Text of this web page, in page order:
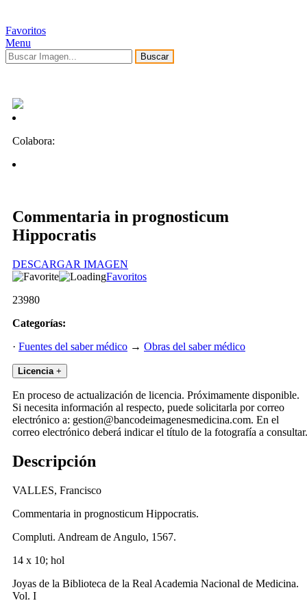
Favoritos
Menu
Buscar
Colabora:
Commentaria in prognosticum
Hippocratis
DESCARGAR IMAGEN
Favoritos
23980
Categorías:
· Fuentes del saber médico → Obras del saber médico
Licencia +
En proceso de actualización de licencia. Próximamente disponible.
Si necesita información al respecto, puede solicitarla por correo
electrónico a: gestion@bancodeimagenesmedicina.com. En el
correo electrónico deberá indicar el título de la fotografía a consultar.
Descripción
VALLES, Francisco
Commentaria in prognosticum Hippocratis.
Compluti. Andream de Angulo, 1567.
14 x 10; hol
Joyas de la Biblioteca de la Real Academia Nacional de Medicina.
Vol. I